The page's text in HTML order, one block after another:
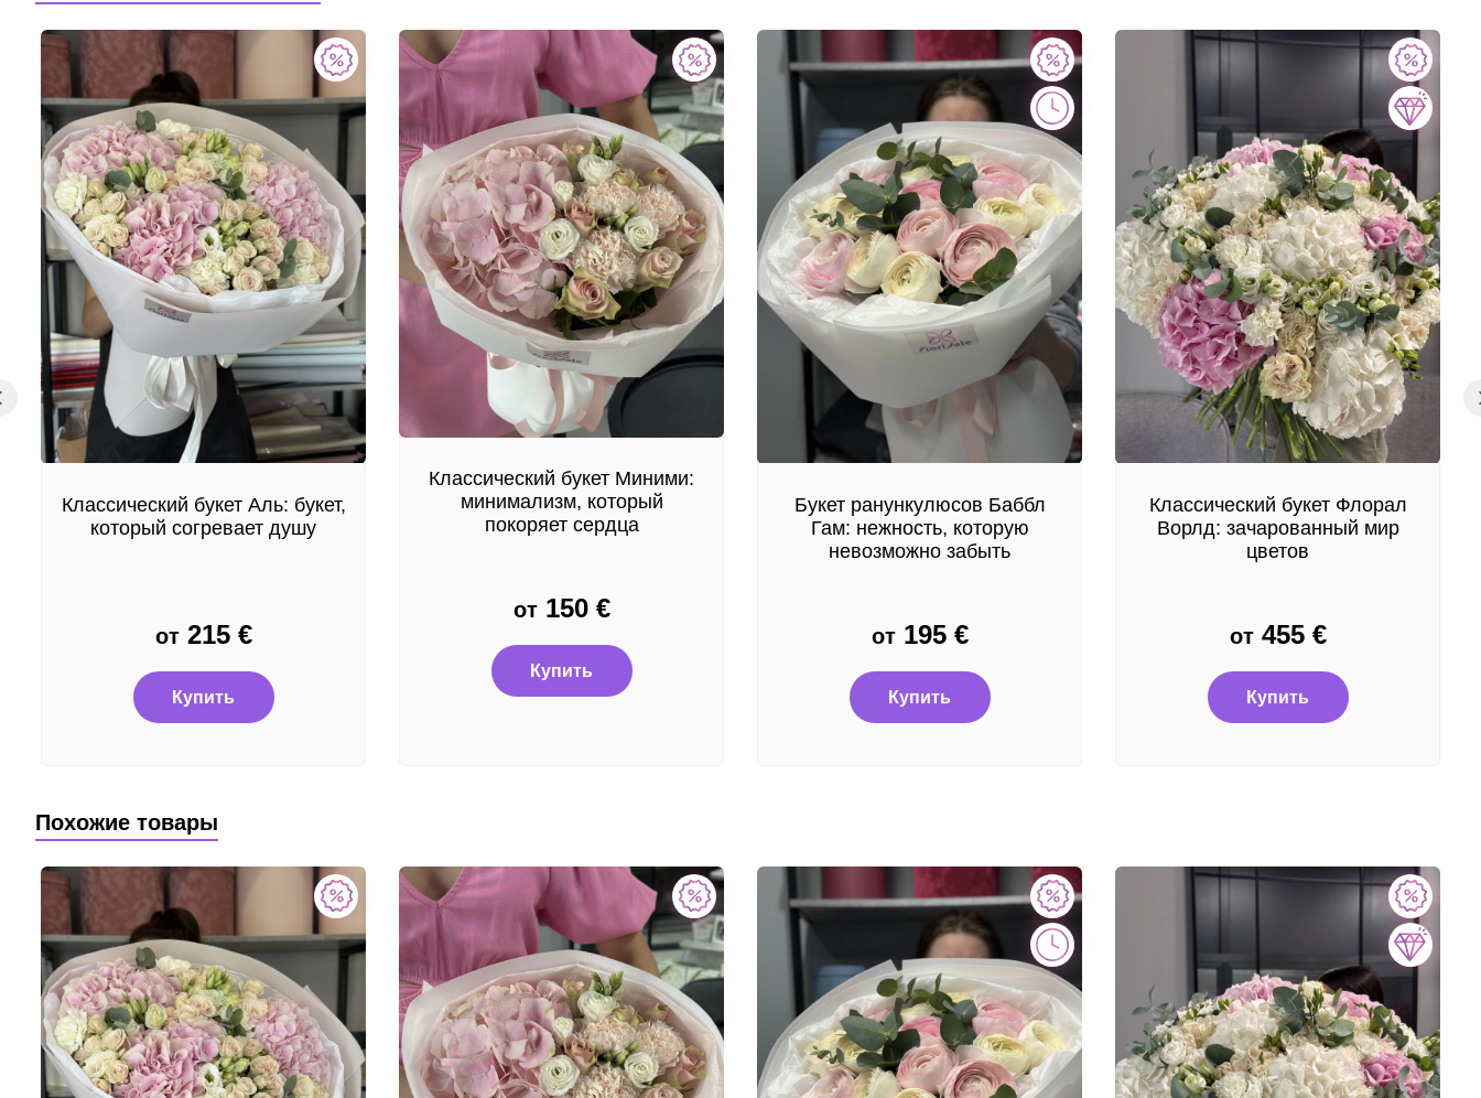
Классический букет Аль: букет,
который согревает душу
от 215 €
Купить
Классический букет Миними:
минимализм, который
покоряет сердца
от 150 €
Купить
Букет ранункулюсов Баббл
Гам: нежность, которую
невозможно забыть
от 195 €
Купить
Классический букет Флорал
Ворлд: зачарованный мир
цветов
от 455 €
Купить
Похожие товары